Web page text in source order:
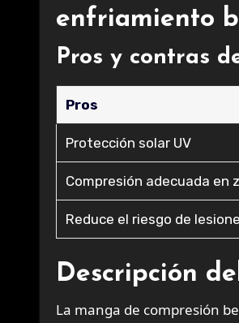
enfriamiento
Pros y contras
Pros
Protección solar UV
Compresión adecuada en
Reduce el riesgo de
Descripción
La manga de compresión